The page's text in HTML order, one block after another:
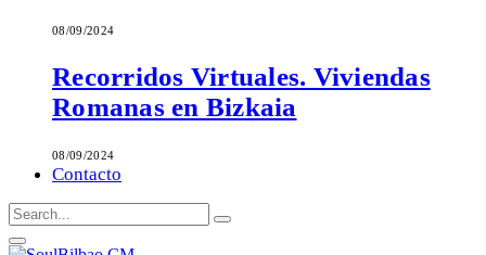
08/09/2024
Recorridos Virtuales. Viviendas
Romanas en Bizkaia
08/09/2024
Contacto